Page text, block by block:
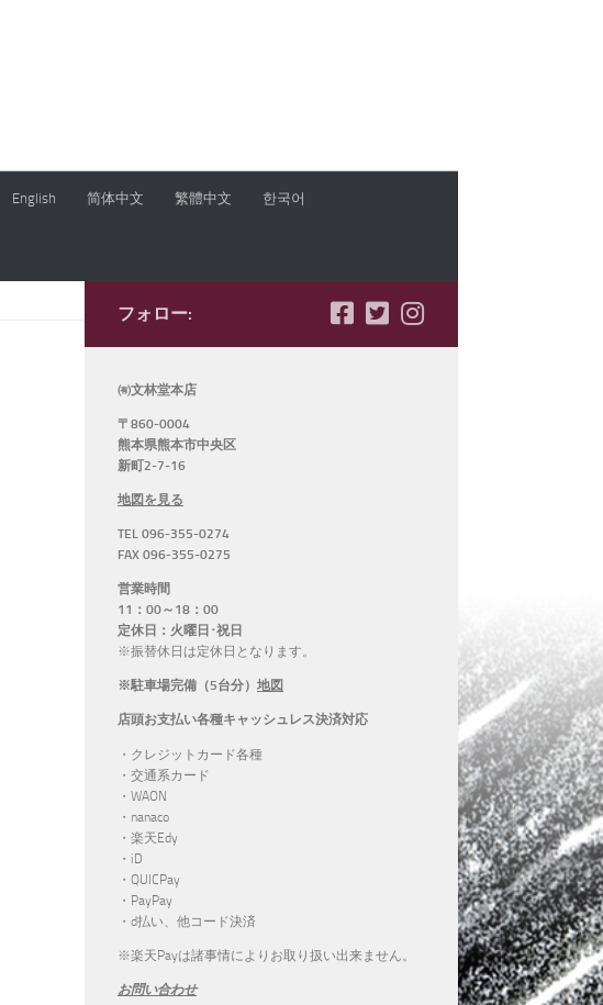
English 简体中文 繁體中文 한국어
フォロー:
㈲文林堂本店
〒860-0004
熊本県熊本市中央区
新町2-7-16
地図を見る
TEL 096-355-0274
FAX 096-355-0275
営業時間
11：00～18：00
定休日：火曜日･祝日
※振替休日は定休日となります。
※駐車場完備（5台分） 地図
店頭お支払い各種キャッシュレス決済対応
・クレジットカード各種
・交通系カード
・WAON
・nanaco
・楽天Edy
・iD
・QUICPay
・PayPay
・d払い、他コード決済
※楽天Payは諸事情によりお取り扱い出来ません。
お問い合わせ